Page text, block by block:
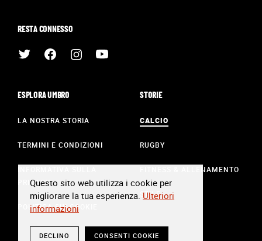
RESTA CONNESSO
ESPLORA UMBRO
LA NOSTRA STORIA
TERMINI E CONDIZIONI
PRIVACY
POLITICA SUI COOKIE
STORIE
CALCIO
RUGBY
FITNESS & ALLENAMENTO
STILE
Questo sito web utilizza i cookie per
migliorare la tua esperienza. Ulteriori
informazioni
DECLINO CONSENTI COOKIE